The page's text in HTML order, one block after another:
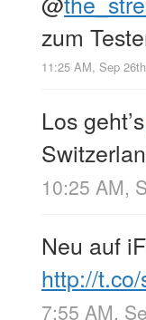
zum
11:25 AM, Sep
Los geht’s
10:25 AM,
Neu auf
http://
7:55 AM,